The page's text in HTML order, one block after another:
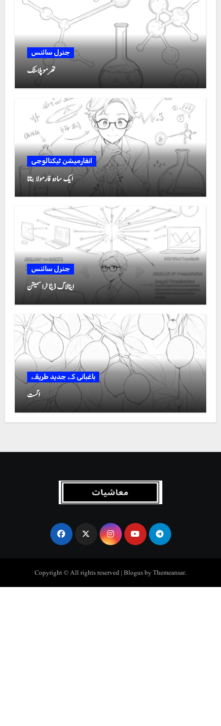
جنرل سائنس
تھرموپلاسٹک
انفارمیشن ٹیکنالوجی
ایک سادہ فارمولا بنانا
جنرل سائنس
اینالاگ ڈیٹا ٹرانسمیشن
باغبانی کے جدید طریقے
اگست
Copyright © All rights reserved |BlogusbyThemeansar.